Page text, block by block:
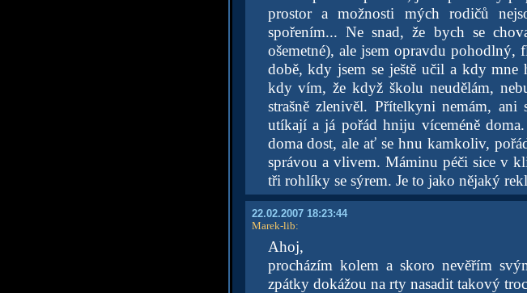
prostor a možnosti mých rodičů
spořením... Ne snad, že bych se
ošemetné), ale jsem opravdu pohodlný,
době, kdy jsem se ještě učil a kdy mne
kdy vím, že když školu neudělám,
strašně zlenivěl. Přítelkyni nemám,
utíkají a já pořád hniju víceméně
doma dost, ale ať se hnu kamkoliv,
správou a vlivem. Máminu péči sice v
tři rohlíky se sýrem. Je to jako nějaký
22.02.2007 18:23:44
Marek-lib:
Ahoj,
procházím kolem a skoro nevěřím
zpátky dokážou na rty nasadit takový